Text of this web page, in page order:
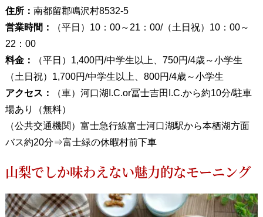
住所： 南都留郡鳴沢村8532-5
営業時間：
（平日）10：00～21：00/（土日祝）10：00～
22：00
料金：
（平日）1,400円/中学生以上、750円/4歳～小学生
（土日祝）1,700円/中学生以上、800円/4歳～小学生
アクセス：
（車）河口湖I.C.or冨士吉田I.C.から約10分/駐車
場あり（無料）
（公共交通機関）富士急行線富士河口湖駅から本栖湖方面
バス約20分⇒富士緑の休暇村前下車
山梨でしか味わえない魅力的なモーニング